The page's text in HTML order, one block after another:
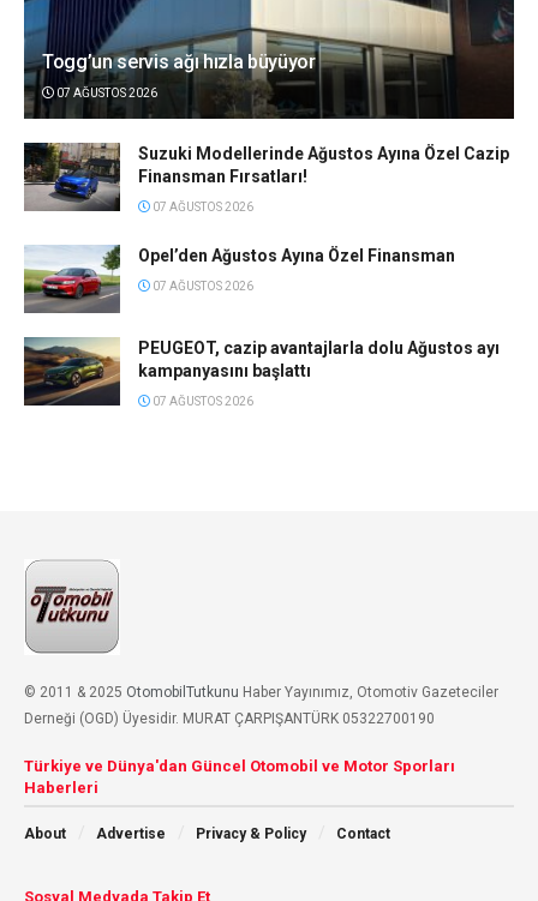
Togg’un servis ağı hızla büyüyor
07 AĞUSTOS 2026
Suzuki Modellerinde Ağustos Ayına Özel Cazip
Finansman Fırsatları!
07 AĞUSTOS 2026
Opel’den Ağustos Ayına Özel Finansman
07 AĞUSTOS 2026
PEUGEOT, cazip avantajlarla dolu Ağustos ayı
kampanyasını başlattı
07 AĞUSTOS 2026
© 2011 & 2025 OtomobilTutkunu Haber Yayınımız, Otomotiv Gazeteciler
Derneği (OGD) Üyesidir. MURAT ÇARPIŞANTÜRK 05322700190
Türkiye ve Dünya'dan Güncel Otomobil ve Motor Sporları
Haberleri
About Advertise Privacy & Policy Contact
Sosyal Medyada Takip Et